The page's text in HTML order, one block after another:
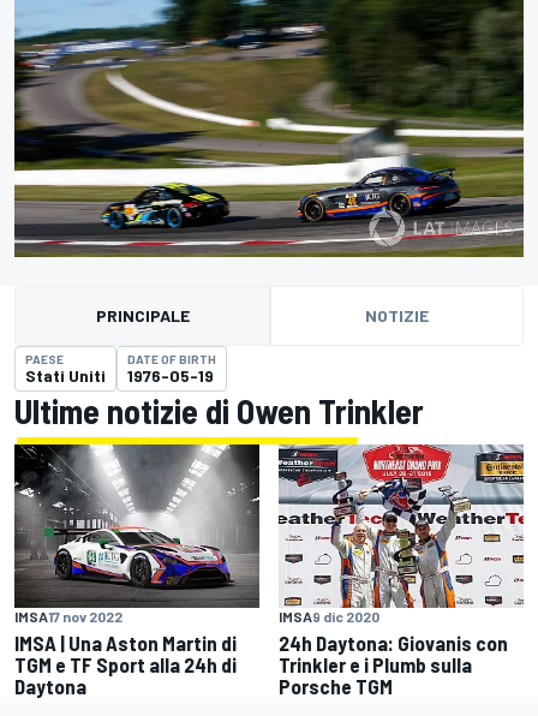
PRINCIPALE NOTIZIE
PAESE
Stati Uniti
DATE OF BIRTH
1976-05-19
Ultime notizie di Owen Trinkler
IMSA17 nov 2022
IMSA | Una Aston Martin di
TGM e TF Sport alla 24h di
Daytona
IMSA9 dic 2020
24h Daytona: Giovanis con
Trinkler e i Plumb sulla
Porsche TGM